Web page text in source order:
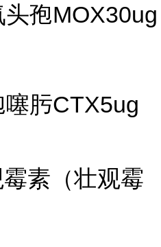
孢MOX30ug
肟CTX5ug
素（壮观霉